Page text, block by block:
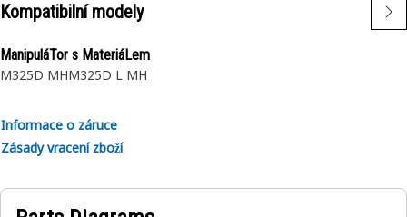
Kompatibilní modely
ManipuláTor s MateriáLem
M325D MHM325D L MH
Informace o záruce
Zásady vracení zboží